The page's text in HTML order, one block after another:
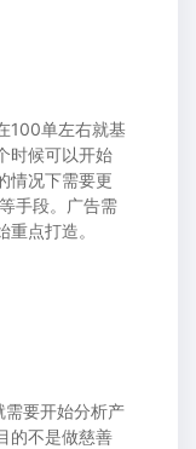
单左右就基
时候可以开始
情况下需要更
手段。广告需
点打造。
要开始分析产
的不是做慈善